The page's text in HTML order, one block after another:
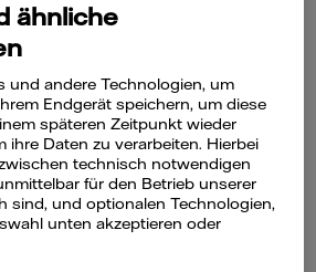
dazu istkeine
auf dem
ähnliche
und andere Technologien, um
Endgerät speichern, um diese
späteren Zeitpunkt wieder
ihre Daten zu verarbeiten. Hierbei
technisch notwendigen
für den Betrieb unserer
sind, und optionalen Technologien,
unten akzeptieren oder